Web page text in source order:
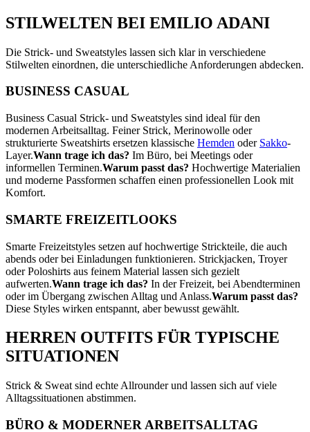
STILWELTEN BEI EMILIO ADANI
Die Strick- und Sweatstyles lassen sich klar in verschiedene
Stilwelten einordnen, die unterschiedliche Anforderungen abdecken.
BUSINESS CASUAL
Business Casual Strick- und Sweatstyles sind ideal für den
modernen Arbeitsalltag. Feiner Strick, Merinowolle oder
strukturierte Sweatshirts ersetzen klassische Hemden oder Sakko-
Layer.Wann trage ich das? Im Büro, bei Meetings oder
informellen Terminen.Warum passt das? Hochwertige Materialien
und moderne Passformen schaffen einen professionellen Look mit
Komfort.
SMARTE FREIZEITLOOKS
Smarte Freizeitstyles setzen auf hochwertige Strickteile, die auch
abends oder bei Einladungen funktionieren. Strickjacken, Troyer
oder Poloshirts aus feinem Material lassen sich gezielt
aufwerten.Wann trage ich das? In der Freizeit, bei Abendterminen
oder im Übergang zwischen Alltag und Anlass.Warum passt das?
Diese Styles wirken entspannt, aber bewusst gewählt.
HERREN OUTFITS FÜR TYPISCHE
SITUATIONEN
Strick & Sweat sind echte Allrounder und lassen sich auf viele
Alltagssituationen abstimmen.
BÜRO & MODERNER ARBEITSALLTAG